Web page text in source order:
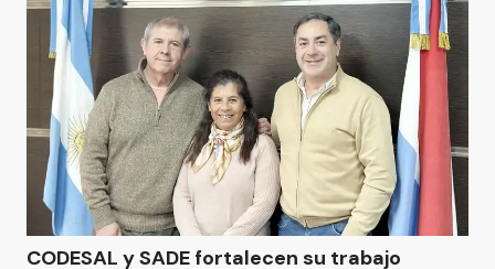
CODESAL y SADE fortalecen su trabajo